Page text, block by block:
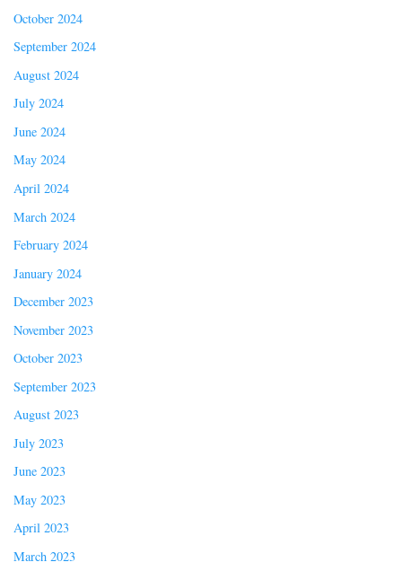
October 2024
September 2024
August 2024
July 2024
June 2024
May 2024
April 2024
March 2024
February 2024
January 2024
December 2023
November 2023
October 2023
September 2023
August 2023
July 2023
June 2023
May 2023
April 2023
March 2023